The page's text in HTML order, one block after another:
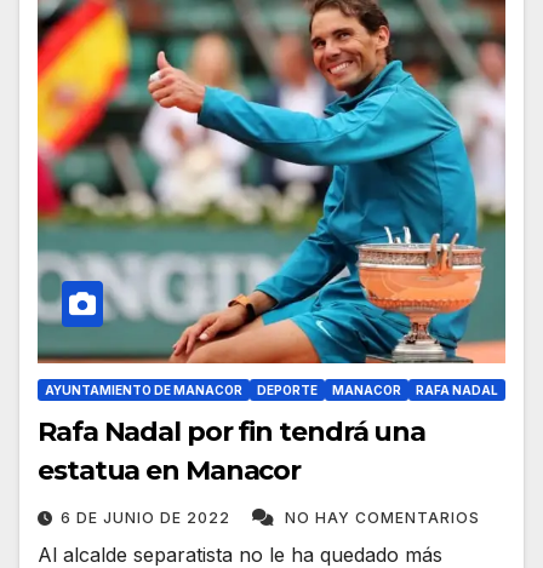
AYUNTAMIENTO DE MANACOR DEPORTE MANACOR RAFA NADAL
Rafa Nadal por fin tendrá una
estatua en Manacor
6 DE JUNIO DE 2022 NO HAY COMENTARIOS
Al alcalde separatista no le ha quedado más